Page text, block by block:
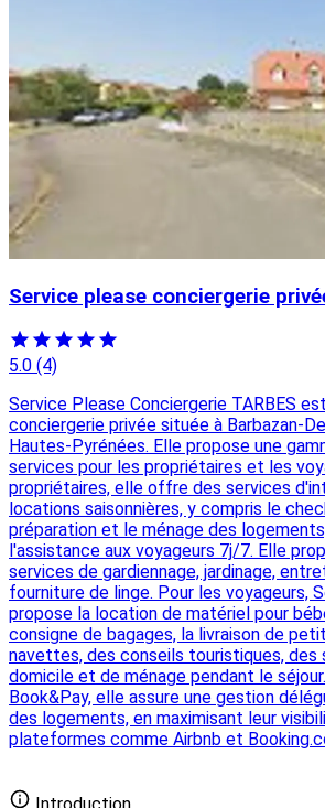
Service please conciergerie
5.0 (4)
Service Please Conciergerie TARBES
conciergerie privée située à Barbazan-
Hautes-Pyrénées. Elle propose une
services pour les propriétaires et les
propriétaires, elle offre des services
locations saisonnières, y compris le
préparation et le ménage des
l'assistance aux voyageurs 7j/7. Elle
services de gardiennage, jardinage,
fourniture de linge. Pour les voyageurs,
propose la location de matériel pour
consigne de bagages, la livraison de
navettes, des conseils touristiques, des
domicile et de ménage pendant le
Book&Pay, elle assure une gestion
des logements, en maximisant leur
plateformes comme Airbnb et